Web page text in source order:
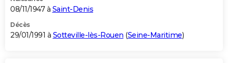
08/11/1947 à Saint-Denis
Décès
29/01/1991 à Sotteville-lès-Rouen (Seine-Maritime)